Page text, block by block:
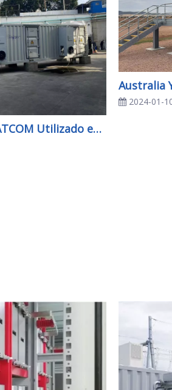
SINOPAK 13.2KV 3M STATCOM Utilizado en la industria de las ruedas de automóviles de México
2024-01-